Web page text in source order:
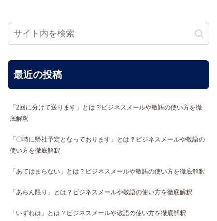
最近の投稿
「2回に分けて送ります」とは？ビジネスメールや敬語の使い方を徹
底解釈
「〇時に帰社予定となっております」とは？ビジネスメールや敬語の
使い方を徹底解釈
「あてはまらない」とは？ビジネスメールや敬語の使い方を徹底解釈
「あらん限り」とは？ビジネスメールや敬語の使い方を徹底解釈
「いずれは」とは？ビジネスメールや敬語の使い方を徹底解釈